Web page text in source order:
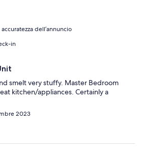
dell’annuncio
in
smelt very stuffy. Master Bedroom
kitchen/appliances. Certainly a
2023